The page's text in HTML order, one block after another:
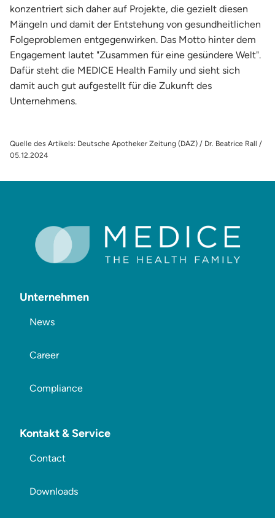
konzentriert sich daher auf Projekte, die gezielt diesen
Mängeln und damit der Entstehung von gesundheitlichen
Folgeproblemen entgegenwirken. Das Motto hinter dem
Engagement lautet "Zusammen für eine gesündere Welt".
Dafür steht die MEDICE Health Family und sieht sich
damit auch gut aufgestellt für die Zukunft des
Unternehmens.
Quelle des Artikels: Deutsche Apotheker Zeitung (DAZ) / Dr. Beatrice Rall /
05.12.2024
Unternehmen
News
Career
Compliance
Kontakt & Service
Contact
Downloads